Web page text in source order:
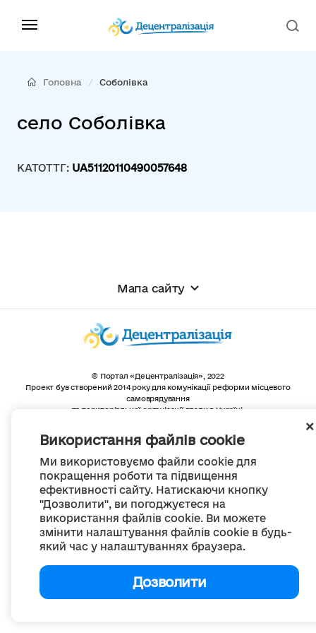
Використання файлів cookie
Ми використовуємо файли cookie для
покращення роботи та підвищення
ефективності сайту. Натискаючи кнопку
"Дозволити", ви погоджуєтеся на
використання файлів cookie. Ви можете
змінити налаштування файлів cookie в будь-
який час у налаштуваннях браузера.
Дозволити
Головна Соболівка
село Соболівка
КАТОТТГ: UA51120110490057648
Мапа сайту
© Портал «Децентралізація», 2022
Проект був створений 2014 року для комунікації реформи місцевого
самоврядування
та територіальної організації влади в Україні.
Весь контент доступний за ліцензією
Creative Commons Attribution 4.0 International license,
якщо не зазначено інше